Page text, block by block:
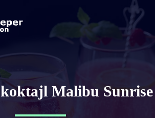
Malibu Sunrise